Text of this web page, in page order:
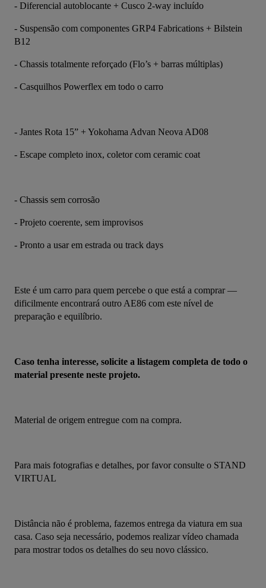
- Diferencial autoblocante + Cusco 2-way incluído
- Suspensão com componentes GRP4 Fabrications + Bilstein
B12
- Chassis totalmente reforçado (Flo’s + barras múltiplas)
- Casquilhos Powerflex em todo o carro
- Jantes Rota 15” + Yokohama Advan Neova AD08
- Escape completo inox, coletor com ceramic coat
- Chassis sem corrosão
- Projeto coerente, sem improvisos
- Pronto a usar em estrada ou track days
Este é um carro para quem percebe o que está a comprar —
dificilmente encontrará outro AE86 com este nível de
preparação e equilíbrio.
Caso tenha interesse, solicite a listagem completa de todo o
material presente neste projeto.
Material de origem entregue com na compra.
Para mais fotografias e detalhes, por favor consulte o STAND
VIRTUAL
Distância não é problema, fazemos entrega da viatura em sua
casa. Caso seja necessário, podemos realizar vídeo chamada
para mostrar todos os detalhes do seu novo clássico.